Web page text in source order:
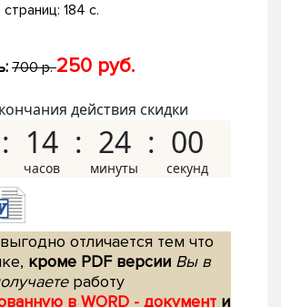
184 с.
700 р.250 руб.
действия скидки
14 23 59
отличается тем что
кроме PDF версии Вы в
работу
в WORD - документ и